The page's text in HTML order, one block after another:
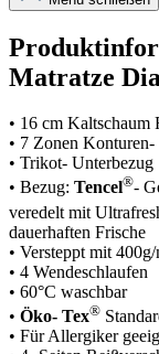
Matratze
• 16 cm Kaltschaum
• 7 Zonen Konturen-
• Trikot- Unterbezug
• Bezug: Tencel®-
veredelt mit
dauerhaften Frische
• Versteppt mit
• 4 Wendeschlaufen
• 60°C waschbar
• Öko- Tex®
• Für Allergiker